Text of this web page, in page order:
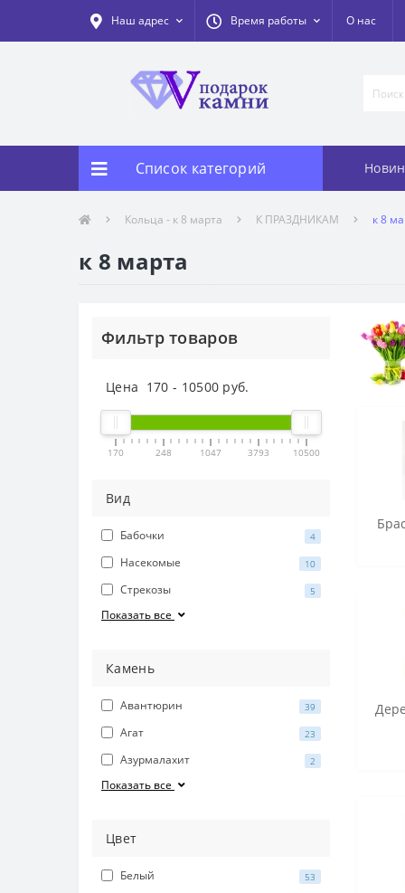
Наш адрес Время работы О нас
Список категорий
Кольца - к 8 марта К ПРАЗДНИКАМ к 8
к 8 марта
Фильтр товаров
Цена 170 - 10500 руб.
170 248 1047 3793 10500
Вид
Бабочки 4
Насекомые 10
Стрекозы 5
Показать все
Камень
Авантюрин 39
Агат 23
Азурмалахит 2
Показать все
Цвет
Белый 53